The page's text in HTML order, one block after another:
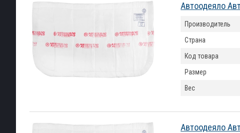
Автоодеяло
Производитель
Страна
Код товара
Размер
Вес
Автоодеяло